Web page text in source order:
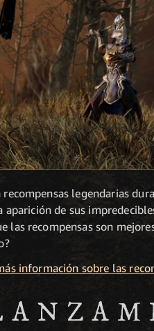
legendarias
de sus
las recompensas son
información sobre las